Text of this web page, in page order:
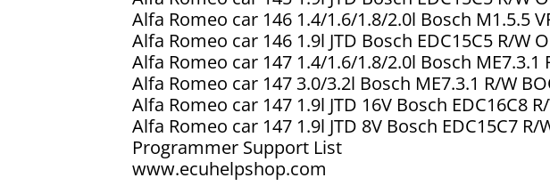
Alfa Romeo car 146 1.4/1.6/1.8/2.0l Bosch M1.5.5
Alfa Romeo car 146 1.9l JTD Bosch EDC15C5 R/W
Alfa Romeo car 147 1.4/1.6/1.8/2.0l Bosch ME7.3.1
Alfa Romeo car 147 3.0/3.2l Bosch ME7.3.1 R/W
Alfa Romeo car 147 1.9l JTD 16V Bosch EDC16C8
Alfa Romeo car 147 1.9l JTD 8V Bosch EDC15C7 R/
Programmer Support List
www.ecuhelpshop.com